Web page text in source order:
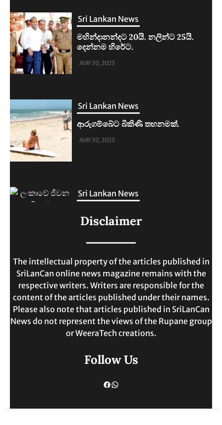
Sri Lankan News
මහින්දානන්දට 20යි. නලින්ට 25යි.
දෙන්නම හිරේට.
MAY 30, 2025
Sri Lankan News
ආරුගම්බේට බිකිණි තහනමක්.
MAY 30, 2025
Sri Lankan News
ඉහළට.
Disclaimer
The intellectual property of the articles published in
SriLanCan online news magazine remains with the
respective writers. Writers are responsible for the
content of the articles published under their names.
Please also note that articles published in SriLanCan
News do not represent the views of the Rupane group
or WeeraTech creations.
Follow Us
Facebook
WhatsApp